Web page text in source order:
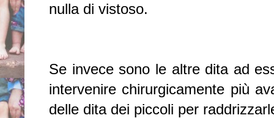
nulla di vistoso.
Se invece sono le altre dita ad
intervenire chirurgicamente più
delle dita dei piccoli per